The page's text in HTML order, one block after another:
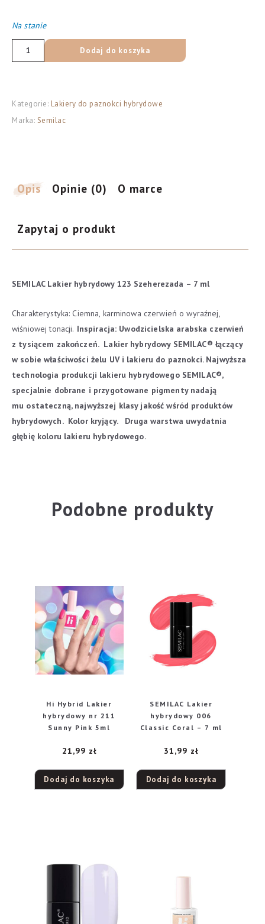
Na stanie
ilość
SEMILAC
123
Szeherezada
Dodaj do koszyka
Kategorie: Lakiery do paznokci hybrydowe
Marka: Semilac
Opis Opinie (0) O marce
Zapytaj o produkt
SEMILAC Lakier hybrydowy 123 Szeherezada – 7 ml
Charakterystyka: Ciemna, karminowa czerwień o wyraźnej,
wiśniowej tonacji. Inspiracja: Uwodzicielska arabska czerwień
z tysiącem zakończeń. Lakier hybrydowy SEMILAC® łączący
w sobie właściwości żelu UV i lakieru do paznokci. Najwyższa
technologia produkcji lakieru hybrydowego SEMILAC®,
specjalnie dobrane i przygotowane pigmenty nadają
mu ostateczną, najwyższej klasy jakość wśród produktów
hybrydowych. Kolor kryjący.
Druga warstwa uwydatnia
głębię koloru lakieru hybrydowego.
Podobne produkty
Hi Hybrid Lakier
hybrydowy nr 211
Sunny Pink 5ml
21,99 zł
Dodaj do koszyka
SEMILAC Lakier
hybrydowy 006
Classic Coral – 7 ml
31,99 zł
Dodaj do koszyka